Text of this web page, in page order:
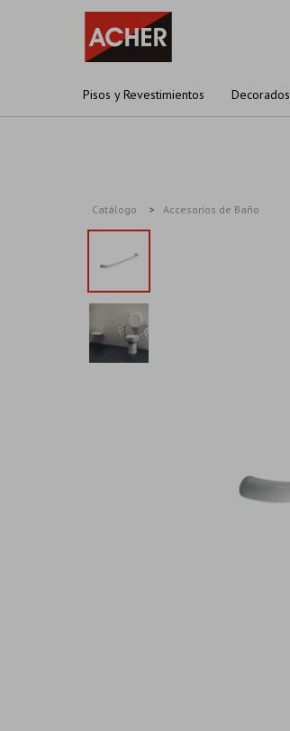
Pisos y Revestimientos Decorados
Catálogo Accesorios de Baño